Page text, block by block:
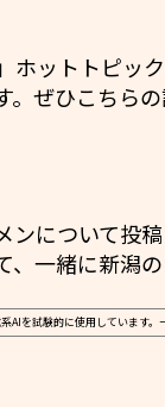
ホットトピッ
。ぜひこちら
ンについて投
、一緒に新潟
AIを試験的に使用しています